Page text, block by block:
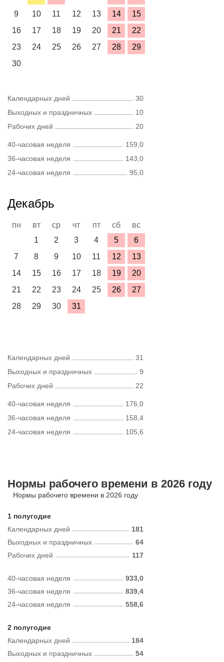
9
10 11 12 13 14
15
16
17 18 19 20 21
22
23
24 25 26 27 28
29
30
Календарных дней
30
Выходных и праздничных
10
Рабочих дней
20
40-часовая неделя
159,0
36-часовая неделя
143,0
24-часовая неделя
95,0
Декабрь
пн вт ср чт пт сб
вс
1
2 3 4 5
6
7
8 9 10 11 12
13
14
15 16 17 18 19
20
21
22 23 24 25 26
27
28
29 30 31
Календарных дней
31
Выходных и праздничных
9
Рабочих дней
22
40-часовая неделя
176,0
36-часовая неделя
158,4
24-часовая неделя
105,6
Нормы рабочего времени в 2026 году
Нормы рабочего времени в 2026 году
1 полугодие
Календарных дней
181
Рабочих дней 117
Выходных и праздничных 64
40-часовая неделя
933,0
36-часовая неделя
839,4
24-часовая неделя
558,6
2 полугодие
Календарных дней
184
Выходных и праздничных 54